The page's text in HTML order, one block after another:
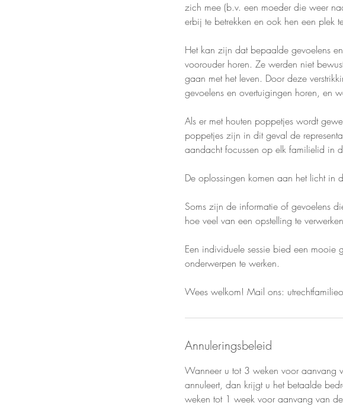
zich mee (b.v. een moeder die weer
erbij te betrekken en ook hen een plek
Het kan zijn dat bepaalde gevoelens
voorouder horen. Ze werden niet
gaan met het leven. Door deze
gevoelens en overtuigingen horen, en
Als er met houten poppetjes wordt
poppetjes zijn in dit geval de
aandacht focussen op elk familielid in
De oplossingen komen aan het licht
Soms zijn de informatie of gevoelens
hoe veel van een opstelling te
Een individuele sessie bied een mooie
onderwerpen te werken.
Wees welkom! Mail ons:
Annuleringsbeleid
Wanneer u tot 3 weken voor aanvang
annuleert, dan krijgt u het betaalde
weken tot 1 week voor aanvang van